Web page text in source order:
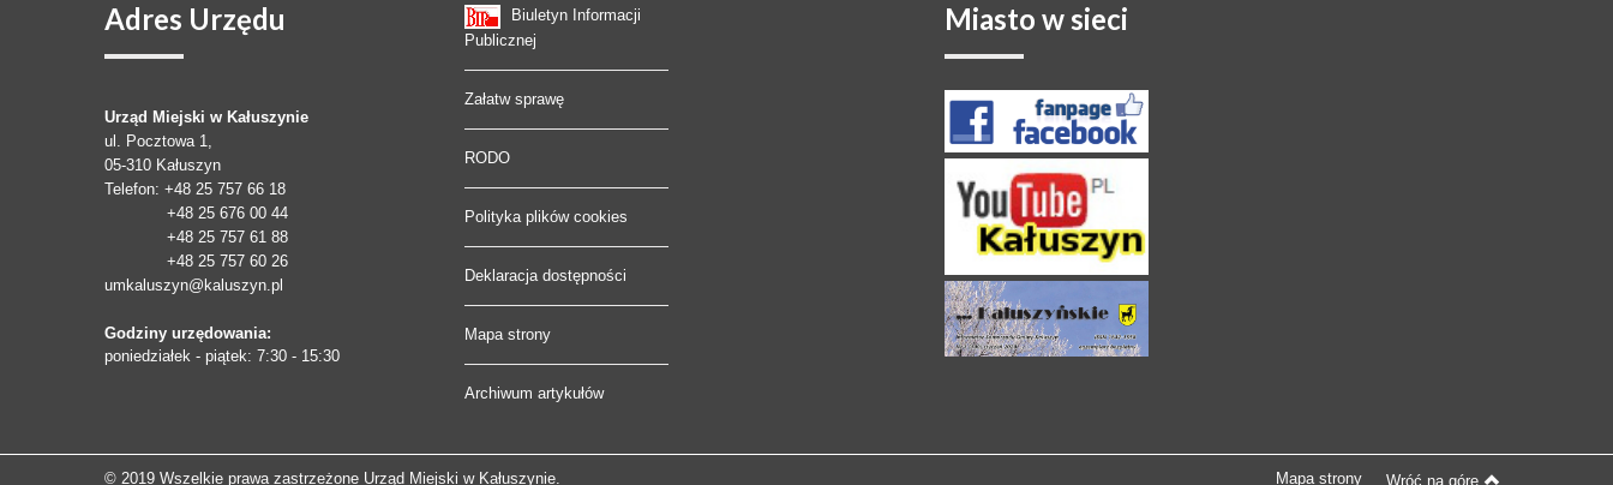
Adres Urzędu
Urząd Miejski w Kałuszynie
ul. Pocztowa 1,
05-310 Kałuszyn
Telefon: +48 25 757 66 18
+48 25 676 00 44
+48 25 757 61 88
+48 25 757 60 26
umkaluszyn@kaluszyn.pl
Godziny urzędowania:
poniedziałek - piątek: 7:30 - 15:30
Biuletyn Informacji
Publicznej
Załatw sprawę
RODO
Polityka plików cookies
Deklaracja dostępności
Mapa strony
Archiwum artykułów
Miasto w sieci
© 2019 Wszelkie prawa zastrzeżone Urząd Miejski w Kałuszynie. Mapa strony Wróć na górę